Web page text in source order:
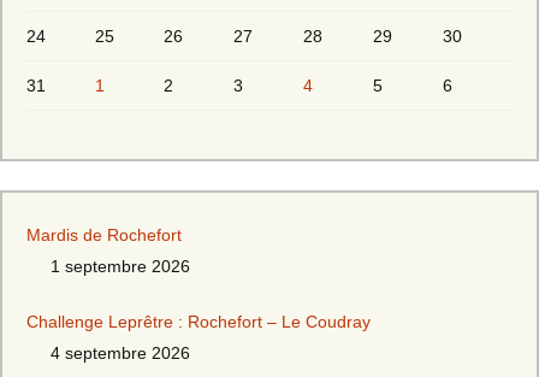
24 25 26 27 28 29 30
31 1 2 3 4 5 6
Mardis de Rochefort
1 septembre 2026
Challenge Leprêtre : Rochefort – Le Coudray
4 septembre 2026